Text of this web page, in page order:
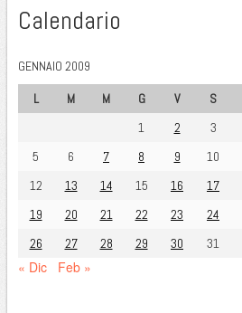
Calendario
GENNAIO 2009
L
M M G V S
1
2 3
5
6 7 8 9 10
12
13 14 15 16 17
19
20 21 22 23 24
26
27 28 29 30 31
« Dic Feb »